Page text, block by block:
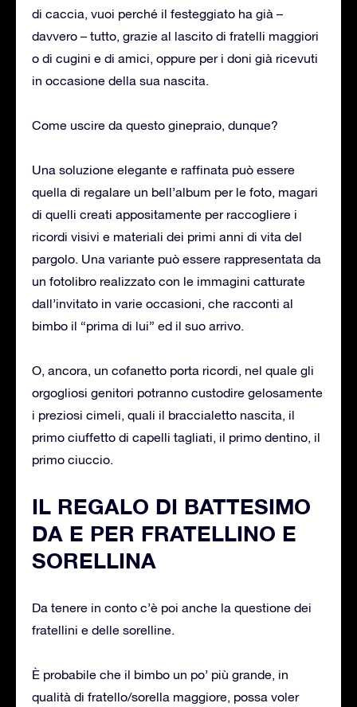
di caccia, vuoi perché il festeggiato ha già –
davvero – tutto, grazie al lascito di fratelli maggiori
o di cugini e di amici, oppure per i doni già ricevuti
in occasione della sua nascita.
Come uscire da questo ginepraio, dunque?
Una soluzione elegante e raffinata può essere
quella di regalare un bell’album per le foto, magari
di quelli creati appositamente per raccogliere i
ricordi visivi e materiali dei primi anni di vita del
pargolo. Una variante può essere rappresentata da
un fotolibro realizzato con le immagini catturate
dall’invitato in varie occasioni, che racconti al
bimbo il “prima di lui” ed il suo arrivo.
O, ancora, un cofanetto porta ricordi, nel quale gli
orgogliosi genitori potranno custodire gelosamente
i preziosi cimeli, quali il braccialetto nascita, il
primo ciuffetto di capelli tagliati, il primo dentino, il
primo ciuccio.
IL REGALO DI BATTESIMO
DA E PER FRATELLINO E
SORELLINA
Da tenere in conto c’è poi anche la questione dei
fratellini e delle sorelline.
È probabile che il bimbo un po’ più grande, in
qualità di fratello/sorella maggiore, possa voler